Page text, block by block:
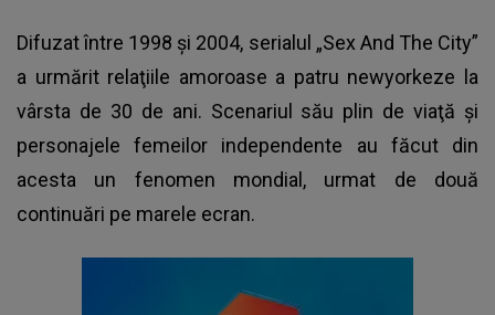
Difuzat între 1998 şi 2004, serialul „Sex And The City”
a urmărit relaţiile amoroase a patru newyorkeze la
vârsta de 30 de ani. Scenariul său plin de viaţă şi
personajele femeilor independente au făcut din
acesta un fenomen mondial, urmat de două
continuări pe marele ecran.